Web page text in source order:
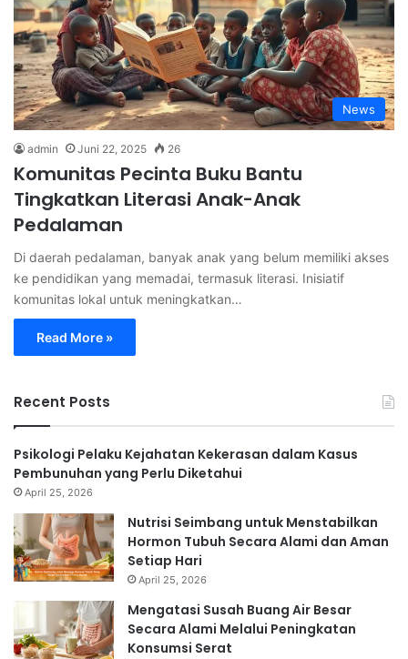
News
admin Juni 22, 2025 26
Komunitas Pecinta Buku Bantu
Tingkatkan Literasi Anak-Anak
Pedalaman
Di daerah pedalaman, banyak anak yang belum memiliki akses
ke pendidikan yang memadai, termasuk literasi. Inisiatif
komunitas lokal untuk meningkatkan…
Read More »
Recent Posts
Psikologi Pelaku Kejahatan Kekerasan dalam Kasus
Pembunuhan yang Perlu Diketahui
April 25, 2026
Nutrisi Seimbang untuk Menstabilkan
Hormon Tubuh Secara Alami dan Aman
Setiap Hari
April 25, 2026
Mengatasi Susah Buang Air Besar
Secara Alami Melalui Peningkatan
Konsumsi Serat